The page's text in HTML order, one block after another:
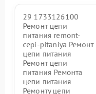
29 1733126100
Ремонт цепи
питания remont-
cepi-pitaniya Ремонт
цепи питания
Ремонт цепи
питания Ремонта
цепи питания
Ремонту цепи